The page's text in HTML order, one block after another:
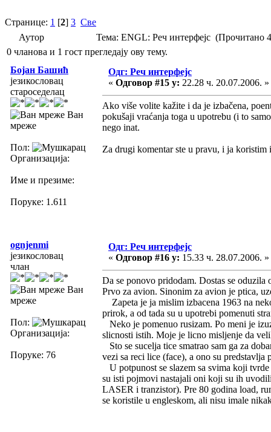
Странице: 1 [2] 3 Све
Аутор
Тема: ENGL: Реч интерфејс (Прочитано
0 чланова и 1 гост прегледају ову тему.
Бојан Башић
језикословац
староседелац
Ван
мреже
Пол:
Организација:
Име и презиме:
Поруке: 1.611
Одг: Реч интерфејс
« Одговор #15 у: 22.28 ч. 20.07.2006. »
Ako više volite kažite i da je izbačena,
pokušaji vraćanja toga u upotrebu (i to
nego inat.
Za drugi komentar ste u pravu, i ja
ognjenmi
језикословац
члан
Ван
мреже
Пол:
Организација:
Поруке: 76
Одг: Реч интерфејс
« Одговор #16 у: 15.33 ч. 28.07.2006. »
Da se ponovo pridodam. Dostas se oduzila
Prvo za avion. Sinonim za avion je ptica,
Zapeta je ja mislim izbacena 1963 na
prirok, a od tada su u upotrebi pomenuti
Neko je pomenuo rusizam. Po meni je
slicnosti istih. Moje je licno misljenje da
Sto se sucelja tice smatrao sam ga za
vezi sa reci lice (face), a ono su
U potpunost se slazem sa svima koji
su isti pojmovi nastajali oni koji su ih
LASER i tranzistor). Pre 80 godina load,
se koristile u engleskom, ali nisu imale